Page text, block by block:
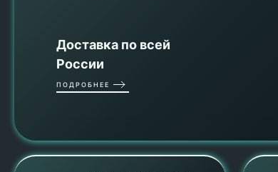
Доставка по всей
России
ПОДРОБНЕЕ